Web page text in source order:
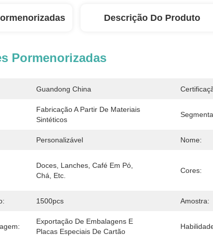
Descrição Do Produto
Pormenorizadas
Guandong China
Fabricação A Partir De Materiais
Sintéticos
Personalizável Nome:
Doces, Lanches, Café Em Pó,
Chá, Etc.
Cores:
1500pcs Amostra:
Exportação De Embalagens E
Placas Especiais De Cartão